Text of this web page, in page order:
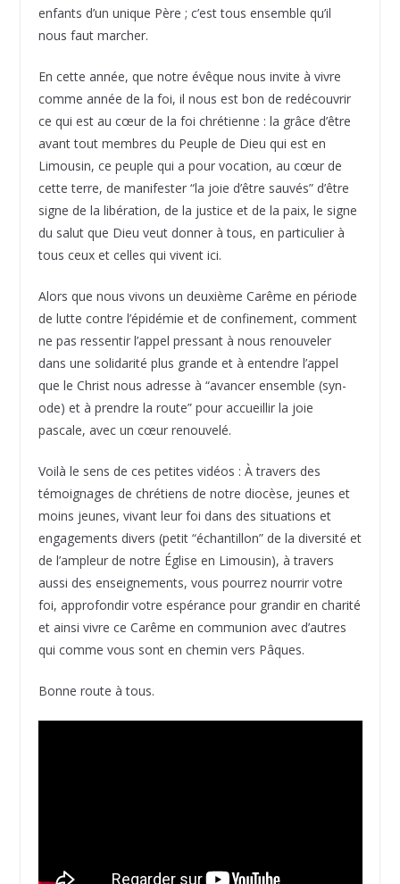
enfants d’un unique Père ; c’est tous ensemble qu’il
nous faut marcher.
En cette année, que notre évêque nous invite à vivre
comme année de la foi, il nous est bon de redécouvrir
ce qui est au cœur de la foi chrétienne : la grâce d’être
avant tout membres du Peuple de Dieu qui est en
Limousin, ce peuple qui a pour vocation, au cœur de
cette terre, de manifester “la joie d’être sauvés” d’être
signe de la libération, de la justice et de la paix, le signe
du salut que Dieu veut donner à tous, en particulier à
tous ceux et celles qui vivent ici.
Alors que nous vivons un deuxième Carême en période
de lutte contre l’épidémie et de confinement, comment
ne pas ressentir l’appel pressant à nous renouveler
dans une solidarité plus grande et à entendre l’appel
que le Christ nous adresse à “avancer ensemble (syn-
ode) et à prendre la route” pour accueillir la joie
pascale, avec un cœur renouvelé.
Voilà le sens de ces petites vidéos : À travers des
témoignages de chrétiens de notre diocèse, jeunes et
moins jeunes, vivant leur foi dans des situations et
engagements divers (petit “échantillon” de la diversité et
de l’ampleur de notre Église en Limousin), à travers
aussi des enseignements, vous pourrez nourrir votre
foi, approfondir votre espérance pour grandir en charité
et ainsi vivre ce Carême en communion avec d’autres
qui comme vous sont en chemin vers Pâques.
Bonne route à tous.